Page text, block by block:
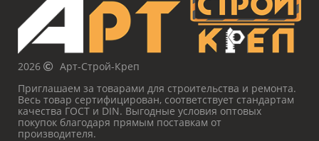
2026
Арт-Строй-Креп
Приглашаем за товарами для строительства и ремонта.
Весь товар сертифицирован, соответствует стандартам
качества ГОСТ и DIN. Выгодные условия оптовых
покупок благодаря прямым поставкам от
производителя.